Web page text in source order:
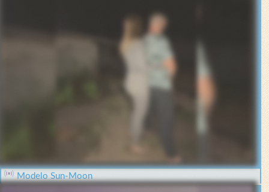
Modelo Sun-Moon